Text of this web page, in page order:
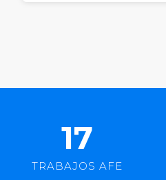
TRABAJOS AFE
17